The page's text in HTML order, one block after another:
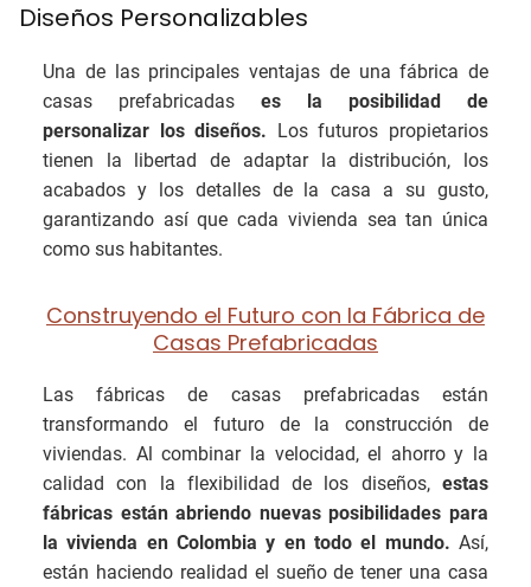
Diseños Personalizables
Una de las principales ventajas de una fábrica de
casas prefabricadas es la posibilidad de
personalizar los diseños. Los futuros propietarios
tienen la libertad de adaptar la distribución, los
acabados y los detalles de la casa a su gusto,
garantizando así que cada vivienda sea tan única
como sus habitantes.
Construyendo el Futuro con la Fábrica de
Casas Prefabricadas
Las fábricas de casas prefabricadas están
transformando el futuro de la construcción de
viviendas. Al combinar la velocidad, el ahorro y la
calidad con la flexibilidad de los diseños, estas
fábricas están abriendo nuevas posibilidades para
la vivienda en Colombia y en todo el mundo. Así,
están haciendo realidad el sueño de tener una casa